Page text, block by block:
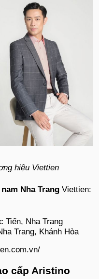
hiệu Viettien
Nha Trang Viettien:
Tiến, Nha Trang
Trang, Khánh Hòa
cấp Aristino